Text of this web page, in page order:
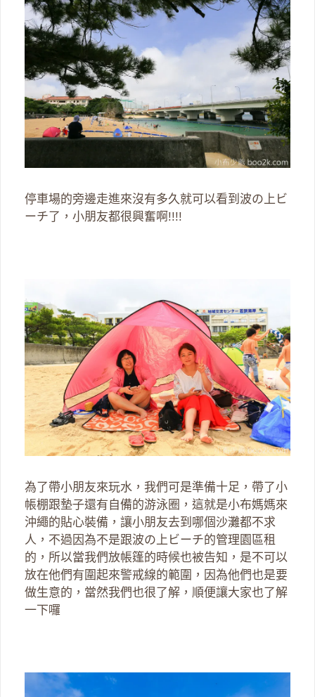
停車場的旁邊走進來沒有多久就可以看到波の上ビ
ーチ了，小朋友都很興奮啊!!!!
為了帶小朋友來玩水，我們可是準備十足，帶了小
帳棚跟墊子還有自備的游泳圈，這就是小布媽媽來
沖繩的貼心裝備，讓小朋友去到哪個沙灘都不求
人，不過因為不是跟波の上ビーチ的管理園區租
的，所以當我們放帳篷的時候也被告知，是不可以
放在他們有圍起來警戒線的範圍，因為他們也是要
做生意的，當然我們也很了解，順便讓大家也了解
一下囉